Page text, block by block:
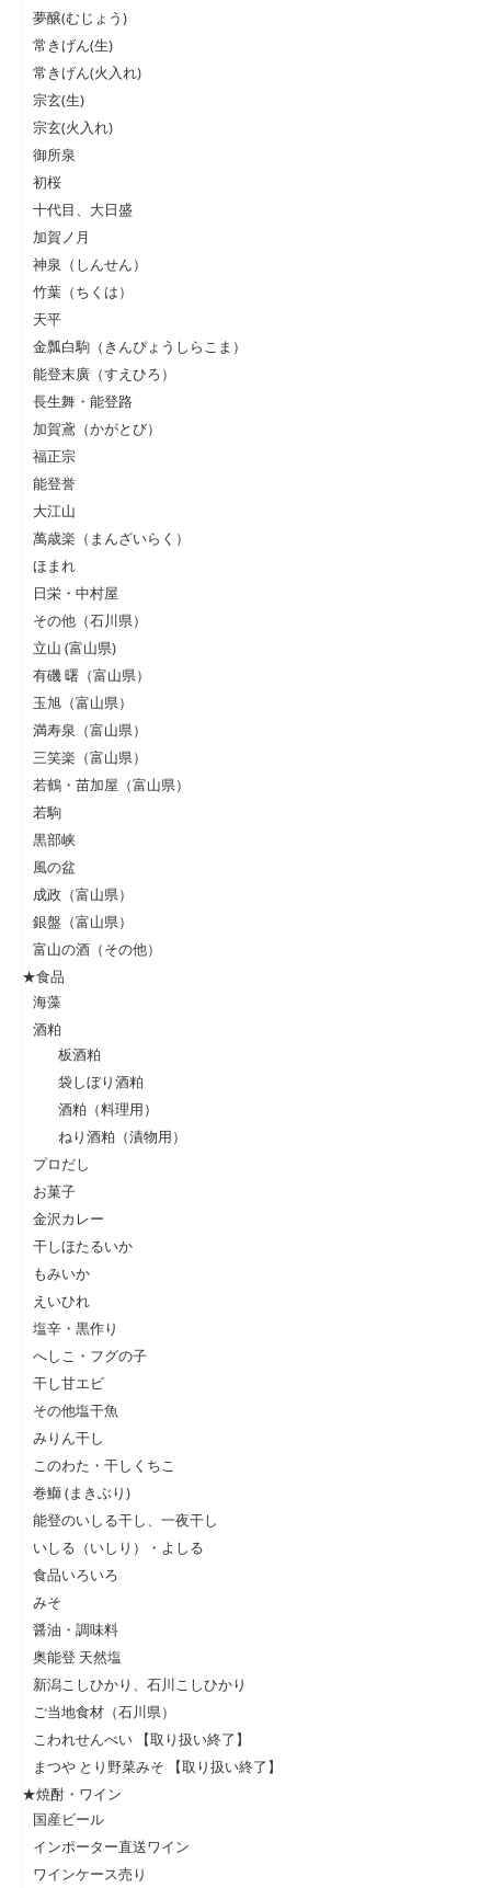
夢醸(むじょう)
常きげん(生)
常きげん(火入れ)
宗玄(生)
宗玄(火入れ)
御所泉
初桜
十代目、大日盛
加賀ノ月
神泉（しんせん）
竹葉（ちくは）
天平
金瓢白駒（きんぴょうしらこま）
能登末廣（すえひろ）
長生舞・能登路
加賀鳶（かがとび）
福正宗
能登誉
大江山
萬歳楽（まんざいらく）
ほまれ
日栄・中村屋
その他（石川県）
立山 (富山県)
有磯 曙（富山県）
玉旭（富山県）
満寿泉（富山県）
三笑楽（富山県）
若鶴・苗加屋（富山県）
若駒
黒部峡
風の盆
成政（富山県）
銀盤（富山県）
富山の酒（その他）
★食品
海藻
酒粕
板酒粕
袋しぼり酒粕
酒粕（料理用）
ねり酒粕（漬物用）
プロだし
お菓子
金沢カレー
干しほたるいか
もみいか
えいひれ
塩辛・黒作り
へしこ・フグの子
干し甘エビ
その他塩干魚
みりん干し
このわた・干しくちこ
巻鰤 (まきぶり)
能登のいしる干し、一夜干し
いしる（いしり）・よしる
食品いろいろ
みそ
醤油・調味料
奥能登 天然塩
新潟こしひかり、石川こしひかり
ご当地食材（石川県）
こわれせんべい 【取り扱い終了】
まつや とり野菜みそ 【取り扱い終了】
★焼酎・ワイン
国産ビール
インポーター直送ワイン
ワインケース売り